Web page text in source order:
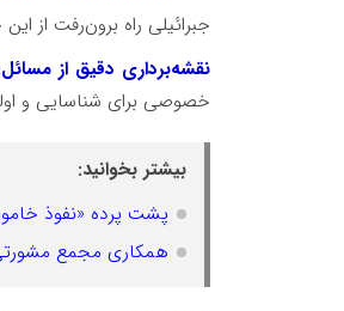
جبرائیلی راه برون‌رفت از
نقشه‌برداری دقیق از
خصوصی برای شناسایی و
بیشتر بخوانید:
پشت پرده «نفوذ
همکاری مجمع